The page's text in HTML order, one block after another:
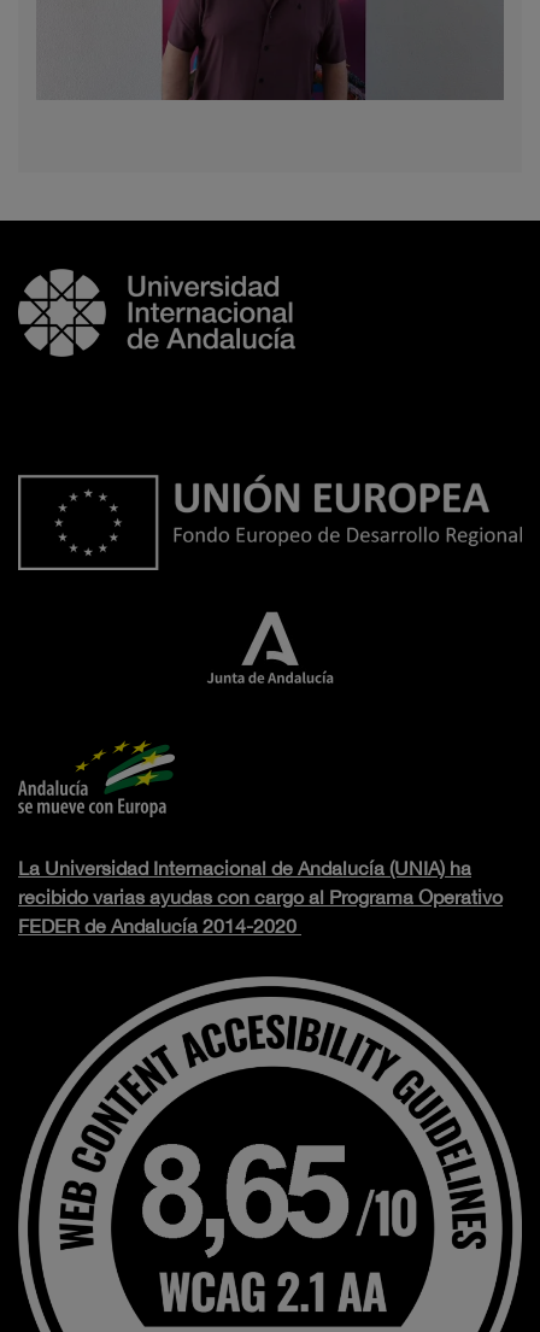
La Universidad Internacional de Andalucía (UNIA) ha
recibido varias ayudas con cargo al Programa Operativo
FEDER de Andalucía 2014-2020